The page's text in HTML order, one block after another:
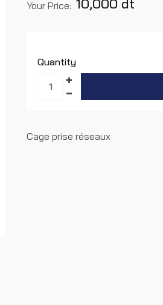
Your Price: 10,000 dt
Quantity
Cage prise réseaux